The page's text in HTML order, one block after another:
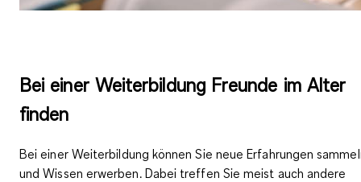
Bei einer Weiterbildung Freunde im Alter
finden
Bei einer Weiterbildung können Sie neue Erfahrungen
und Wissen erwerben. Dabei treffen Sie meist auch andere